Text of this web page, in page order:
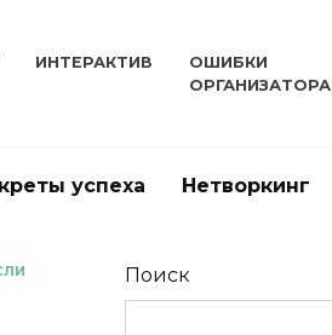
ИНТЕРАКТИВ
ОШИБКИ
ОРГАНИЗАТОРА
успеха Нетворкинг
Поиск